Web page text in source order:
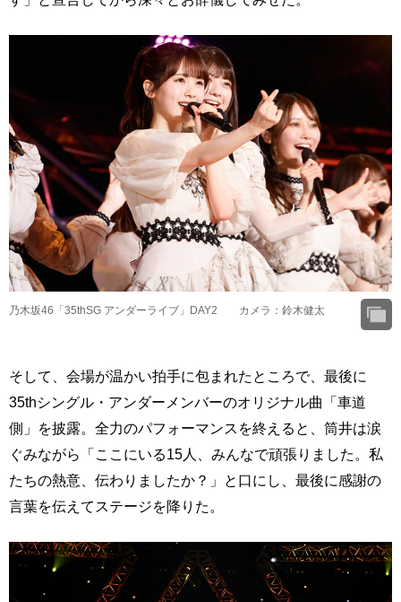
乃木坂46「35thSG アンダーライブ」DAY2 カメラ：鈴木健太
そして、会場が温かい拍手に包まれたところで、最後に
35thシングル・アンダーメンバーのオリジナル曲「車道
側」を披露。全力のパフォーマンスを終えると、筒井は涙
ぐみながら「ここにいる15人、みんなで頑張りました。私
たちの熱意、伝わりましたか？」と口にし、最後に感謝の
言葉を伝えてステージを降りた。